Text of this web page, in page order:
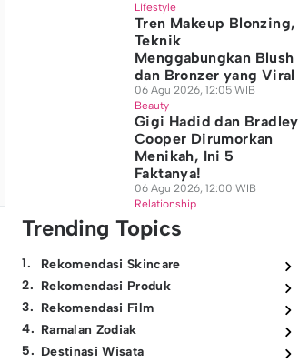
Lifestyle
Tren Makeup Blonzing,
Teknik
Menggabungkan Blush
dan Bronzer yang Viral
06 Agu 2026, 12:05 WIB
Beauty
Gigi Hadid dan Bradley
Cooper Dirumorkan
Menikah, Ini 5
Faktanya!
06 Agu 2026, 12:00 WIB
Relationship
Trending Topics
1.
Rekomendasi Skincare
2. Rekomendasi Produk
3. Rekomendasi Film
4. Ramalan Zodiak
5. Destinasi Wisata